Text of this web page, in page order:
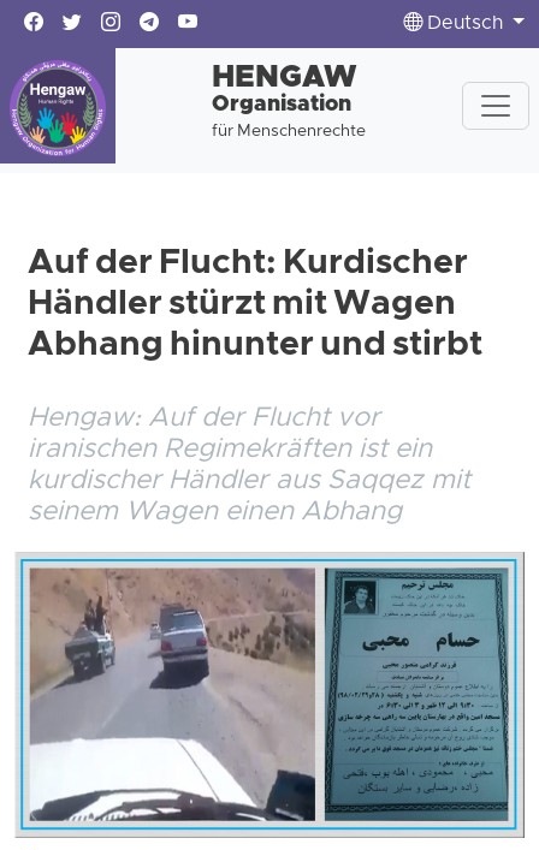
Deutsch
HENGAW
Organisation
für Menschenrechte
Auf der Flucht: Kurdischer
Händler stürzt mit Wagen
Abhang hinunter und stirbt
Hengaw: Auf der Flucht vor
iranischen Regimekräften ist ein
kurdischer Händler aus Saqqez mit
seinem Wagen einen Abhang